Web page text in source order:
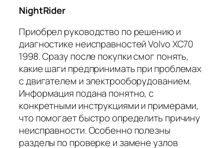
NightRider
Приобрел руководство по решению и
диагностике неисправностей Volvo XC70
1998. Сразу после покупки смог понять,
какие шаги предпринимать при проблемах
с двигателем и электрооборудованием.
Информация подана понятно, с
конкретными инструкциями и примерами,
что помогает быстро определить причину
неисправности. Особенно полезны
разделы по проверке и замене узлов